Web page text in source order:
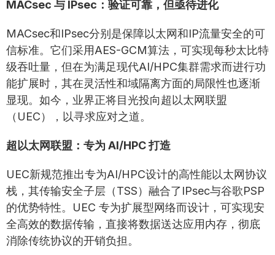
MACsec 与 IPsec：验证可靠，但亟待进化
MACsec和IPsec分别是保障以太网和IP流量安全的可
信标准。它们采用AES-GCM算法，可实现每秒太比特
级吞吐量，但在为满足现代AI/HPC集群需求而进行功
能扩展时，其在灵活性和域隔离方面的局限性也逐渐
显现。如今，业界正将目光投向超以太网联盟
（UEC），以寻求应对之道。
超以太网联盟：专为 AI/HPC 打造
UEC新规范推出专为AI/HPC设计的高性能以太网协议
栈，其传输安全子层（TSS）融合了IPsec与谷歌PSP
的优势特性。UEC 专为扩展型网络而设计，可实现安
全高效的数据传输，直接将数据送达应用内存，彻底
消除传统协议的开销负担。